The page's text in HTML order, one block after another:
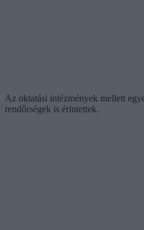
Az oktatási intézmények mellett
rendőrségek is érintettek.